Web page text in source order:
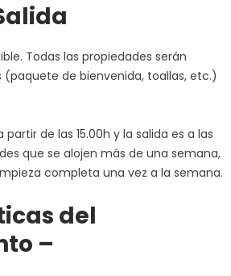
Todas las propiedades serán
(paquete de bienvenida, toallas, etc.)
de las 15.00h y la salida es a las
que se alojen más de una semana,
completa una vez a la semana.
del
–